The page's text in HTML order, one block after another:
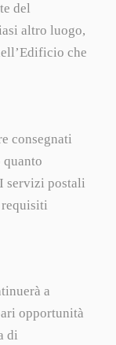
del
altro luogo,
che
consegnati
servizi postali
a
opportunità
di